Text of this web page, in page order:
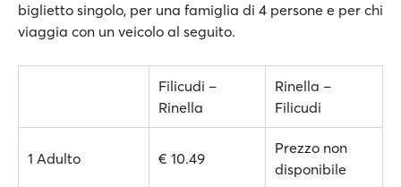
biglietto singolo, per una famiglia di 4 persone e per chi
viaggia con un veicolo al seguito.
Filicudi –
Rinella
Rinella –
Filicudi
1 Adulto € 10.49
Prezzo non
disponibile